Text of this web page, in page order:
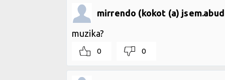
mirrendo (kokot (a)
muzika?
0 0